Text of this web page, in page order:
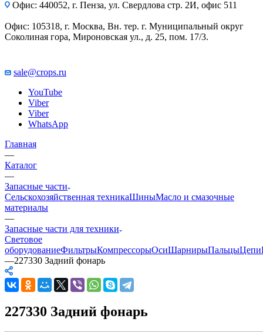
Офис: 440052, г. Пенза, ул. Свердлова стр. 2И, офис 511
Офис: 105318, г. Москва, Вн. тер. г. Муниципальный округ
Соколиная гора, Мироновская ул., д. 25, пом. 17/3.
sale@crops.ru
YouTube
Viber
Viber
WhatsApp
Главная
—
Каталог
—
Запасные части
Сельскохозяйственная техникаШиныМасло и смазочные
материалы
—
Запасные части для техники
Световое
оборудованиеФильтрыКомпрессорыОсиШарнирыПальцыЦепи
—227330 Задний фонарь
227330 Задний фонарь